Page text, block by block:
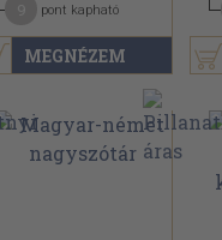
MEGNÉZEM
pont kapható